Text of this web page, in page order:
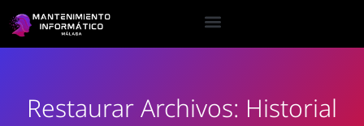
Restaurar Archivos: Historial